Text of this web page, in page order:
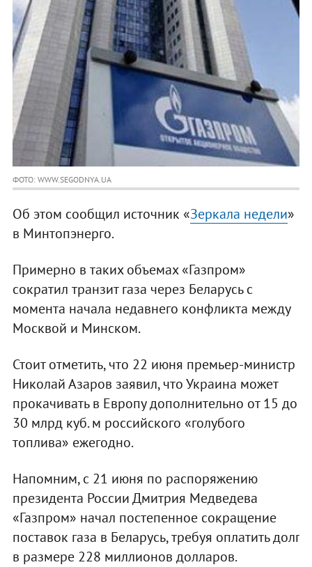
ФОТО: WWW.SEGODNYA.UA
Об этом сообщил источник «Зеркала недели»
в Минтопэнерго.
Примерно в таких объемах «Газпром»
сократил транзит газа через Беларусь с
момента начала недавнего конфликта между
Москвой и Минском.
Стоит отметить, что 22 июня премьер-министр
Николай Азаров заявил, что Украина может
прокачивать в Европу дополнительно от 15 до
30 млрд куб. м российского «голубого
топлива» ежегодно.
Напомним, с 21 июня по распоряжению
президента России Дмитрия Медведева
«Газпром» начал постепенное сокращение
поставок газа в Беларусь, требуя оплатить долг
в размере 228 миллионов долларов.